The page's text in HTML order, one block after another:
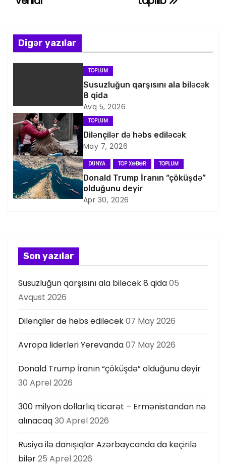
ı
n
v
i
q
a
s
a
ı
Digər yazılar
TOPLUM
Susuzluğun qarşısını ala biləcək
8 qida
Avq 5, 2026
TOPLUM
Dilənçilər də həbs ediləcək
May 7, 2026
DÜNYA TOP XƏBƏR TOPLUM
Donald Trump İranın “çöküşdə”
olduğunu deyir
Apr 30, 2026
Son yazılar
Susuzluğun qarşısını ala biləcək 8 qida05
Avqust 2026
Dilənçilər də həbs ediləcək07 May 2026
Avropa liderləri Yerevanda07 May 2026
Donald Trump İranın “çöküşdə” olduğunu deyir
30 Aprel 2026
300 milyon dollarlıq ticarət – Ermənistandan nə
alınacaq30 Aprel 2026
Rusiya ilə danışıqlar Azərbaycanda da keçirilə
bilər25 Aprel 2026